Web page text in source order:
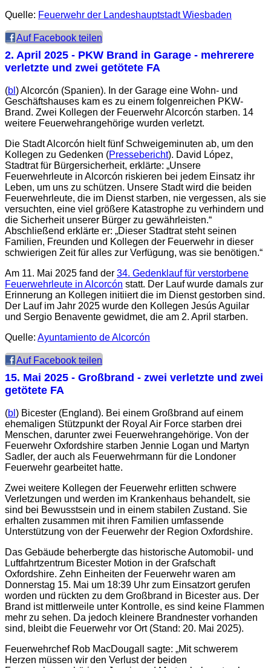
Quelle: Feuerwehr der Landeshauptstadt Wiesbaden
Auf Facebook teilen
2. April 2025 - PKW Brand in Garage - mehrerere
verletzte und zwei getötete FA
(bl ) Alcorcón (Spanien). In der Garage eine Wohn- und
Geschäftshauses kam es zu einem folgenreichen PKW-
Brand. Zwei Kollegen der Feuerwehr Alcorcón starben. 14
weitere Feuerwehrangehörige wurden verletzt.
Die Stadt Alcorcón hielt fünf Schweigeminuten ab, um den
Kollegen zu Gedenken (Pressebericht). David López,
Stadtrat für Bürgersicherheit, erklärte: „Unsere
Feuerwehrleute in Alcorcón riskieren bei jedem Einsatz ihr
Leben, um uns zu schützen. Unsere Stadt wird die beiden
Feuerwehrleute, die im Dienst starben, nie vergessen, als sie
versuchten, eine viel größere Katastrophe zu verhindern und
die Sicherheit unserer Bürger zu gewährleisten.“
Abschließend erklärte er: „Dieser Stadtrat steht seinen
Familien, Freunden und Kollegen der Feuerwehr in dieser
schwierigen Zeit für alles zur Verfügung, was sie benötigen.“
Am 11. Mai 2025 fand der 34. Gedenklauf für verstorbene
Feuerwehrleute in Alcorcón statt. Der Lauf wurde damals zur
Erinnerung an Kollegen initiiert die im Dienst gestorben sind.
Der Lauf im Jahr 2025 wurde den Kollegen Jesús Aguilar
und Sergio Benavente gewidmet, die am 2. April starben.
Quelle: Ayuntamiento de Alcorcón
Auf Facebook teilen
15. Mai 2025 - Großbrand - zwei verletzte und zwei
getötete FA
(bl ) Bicester (England). Bei einem Großbrand auf einem
ehemaligen Stützpunkt der Royal Air Force starben drei
Menschen, darunter zwei Feuerwehrangehörige. Von der
Feuerwehr Oxfordshire starben Jennie Logan und Martyn
Sadler, der auch als Feuerwehrmann für die Londoner
Feuerwehr gearbeitet hatte.
Zwei weitere Kollegen der Feuerwehr erlitten schwere
Verletzungen und werden im Krankenhaus behandelt, sie
sind bei Bewusstsein und in einem stabilen Zustand. Sie
erhalten zusammen mit ihren Familien umfassende
Unterstützung von der Feuerwehr der Region Oxfordshire.
Das Gebäude beherbergte das historische Automobil- und
Luftfahrtzentrum Bicester Motion in der Grafschaft
Oxfordshire. Zehn Einheiten der Feuerwehr waren am
Donnerstag 15. Mai um 18:39 Uhr zum Einsatzort gerufen
worden und rückten zu dem Großbrand in Bicester aus. Der
Brand ist mittlerweile unter Kontrolle, es sind keine Flammen
mehr zu sehen. Da jedoch kleinere Brandnester vorhanden
sind, bleibt die Feuerwehr vor Ort (Stand: 20. Mai 2025).
Feuerwehrchef Rob MacDougall sagte: „Mit schwerem
Herzen müssen wir den Verlust der beiden